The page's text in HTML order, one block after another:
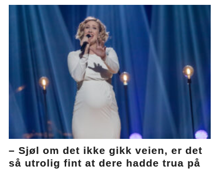
– Sjøl om det ikke gikk veien, er det
så utrolig fint at dere hadde trua på